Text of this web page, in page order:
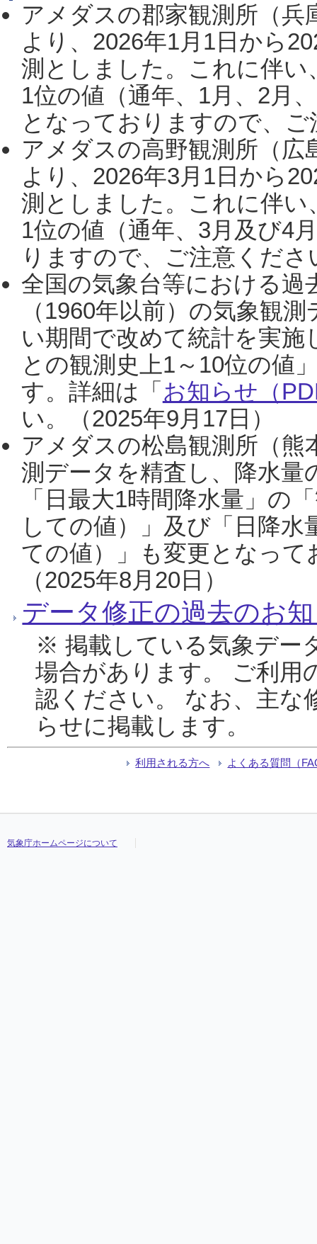
アメダスの郡家観測所（
より、2026年1月1日から
測としました。これに伴い
1位の値（通年、1月、2月
となっておりますので、
アメダスの高野観測所（
より、2026年3月1日から
測としました。これに伴い
1位の値（通年、3月及び4
りますので、ご注意くだ
全国の気象台等における過
（1960年以前）の気象観
い期間で改めて統計を実
との観測史上1～10位の値
す。詳細は「 お知らせ（
い。（2025年9月17日）
アメダスの松島観測所（熊
測データを精査し、降水
「日最大1時間降水量」の
しての値）」及び「日降
ての値）」も変更となっ
（2025年8月20日）
データ修正の過去のお
※ 掲載している気象デー
場合があります。 ご利用
認ください。 なお、主な
らせに掲載します。
利用される方へ よくある質問（
気象庁ホームページについて